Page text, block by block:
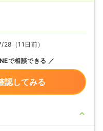
（11日前）
で相談できる
認してみる